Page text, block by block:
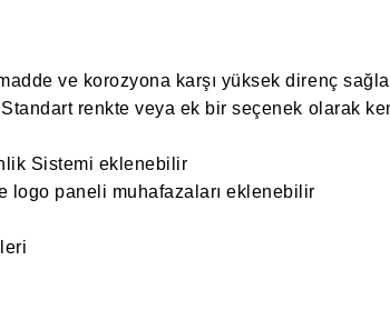
ve korozyona karşı yüksek direnç
renkte veya ek bir seçenek olarak
Sistemi eklenebilir
logo paneli muhafazaları eklenebilir